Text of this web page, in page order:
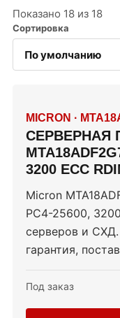
Показано 18 из 18
Сортировка
MICRON ·
СЕРВЕРНАЯ
3200 ECC
Micron
PC4-25600,
серверов и
гарантия,
Под заказ